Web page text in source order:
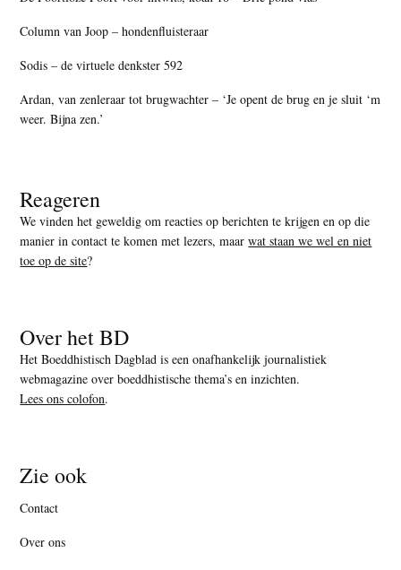
Column van Joop – hondenfluisteraar
Sodis – de virtuele denkster 592
Ardan, van zenleraar tot brugwachter – ‘Je opent de brug en je sluit ‘m
weer. Bijna zen.’
Reageren
We vinden het geweldig om reacties op berichten te krijgen en op die
manier in contact te komen met lezers, maarwat staan we wel en niet
toe op de site?
Over het BD
Het Boeddhistisch Dagblad is een onafhankelijk journalistiek
webmagazine over boeddhistische thema’s en inzichten.
Lees ons colofon.
Zie ook
Contact
Over ons